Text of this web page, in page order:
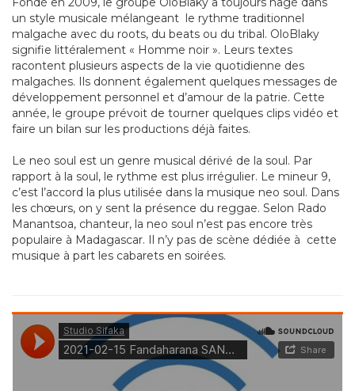
un style musicale mélangeant le rythme traditionnel
malgache avec du roots, du beats ou du tribal. OloBlaky
signifie littéralement « Homme noir ». Leurs textes
racontent plusieurs aspects de la vie quotidienne des
malgaches. Ils donnent également quelques messages de
développement personnel et d’amour de la patrie. Cette
année, le groupe prévoit de tourner quelques clips vidéo et
faire un bilan sur les productions déjà faites.
Le neo soul est un genre musical dérivé de la soul. Par
rapport à la soul, le rythme est plus irrégulier. Le mineur 9,
c’est l’accord la plus utilisée dans la musique neo soul. Dans
les chœurs, on y sent la présence du reggae. Selon Rado
Manantsoa, chanteur, la neo soul n’est pas encore très
populaire à Madagascar. Il n’y pas de scène dédiée à cette
musique à part les cabarets en soirées.